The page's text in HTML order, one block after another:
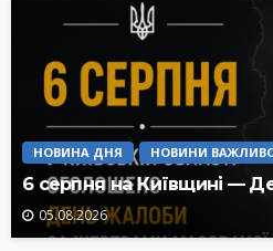
НОВИНА ДНЯ НОВИНИ
6 серпня на Київщині —
05.08.2026